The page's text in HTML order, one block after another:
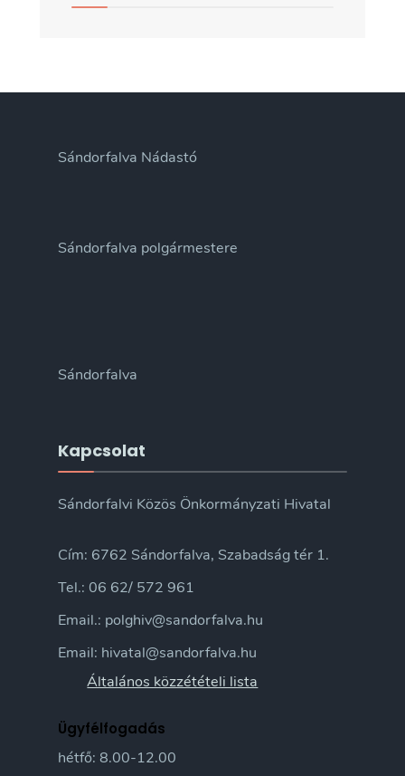
Sándorfalva Nádastó
Sándorfalva polgármestere
Sándorfalva
Kapcsolat
Sándorfalvi Közös Önkormányzati Hivatal
Cím: 6762 Sándorfalva, Szabadság tér 1.
Tel.: 06 62/ 572 961
Email.: polghiv@sandorfalva.hu
Email: hivatal@sandorfalva.hu
Általános közzétételi lista
Ügyfélfogadás
hétfő: 8.00-12.00